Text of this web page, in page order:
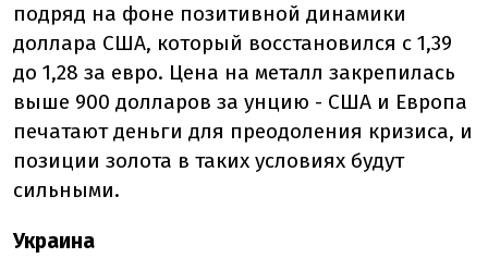
подряд на фоне позитивной динамики
доллара США, который восстановился с 1,39
до 1,28 за евро. Цена на металл закрепилась
выше 900 долларов за унцию - США и Европа
печатают деньги для преодоления кризиса, и
позиции золота в таких условиях будут
сильными.
Украина